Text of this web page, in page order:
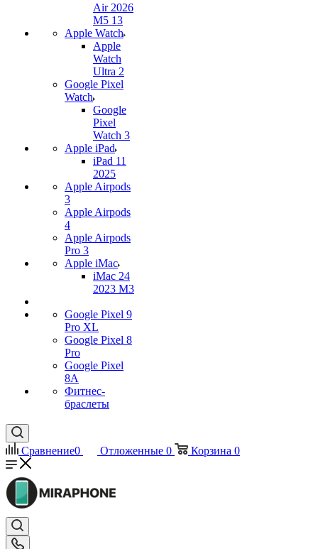
Air 2026
M5 13
Apple Watch
Apple
Watch
Ultra 2
Google Pixel
Watch
Google
Pixel
Watch 3
Apple iPad
iPad 11
2025
Apple Airpods
3
Apple Airpods
4
Apple Airpods
Pro 3
Apple iMac
iMac 24
2023 M3
Google Pixel 9
Pro XL
Google Pixel 8
Pro
Google Pixel
8A
Фитнес-
браслеты
Сравнение0 Отложенные 0 Корзина 0